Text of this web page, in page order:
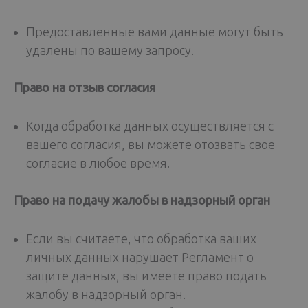
Предоставленные вами данные могут быть
удалены по вашему запросу.
Право на отзыв согласия
Когда обработка данных осуществляется с
вашего согласия, вы можете отозвать свое
согласие в любое время.
Право на подачу жалобы в надзорный орган
Если вы считаете, что обработка ваших
личных данных нарушает Регламент о
защите данных, вы имеете право подать
жалобу в надзорный орган.